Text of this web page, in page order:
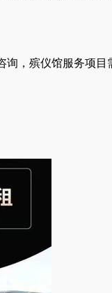
，殡仪馆服务项目